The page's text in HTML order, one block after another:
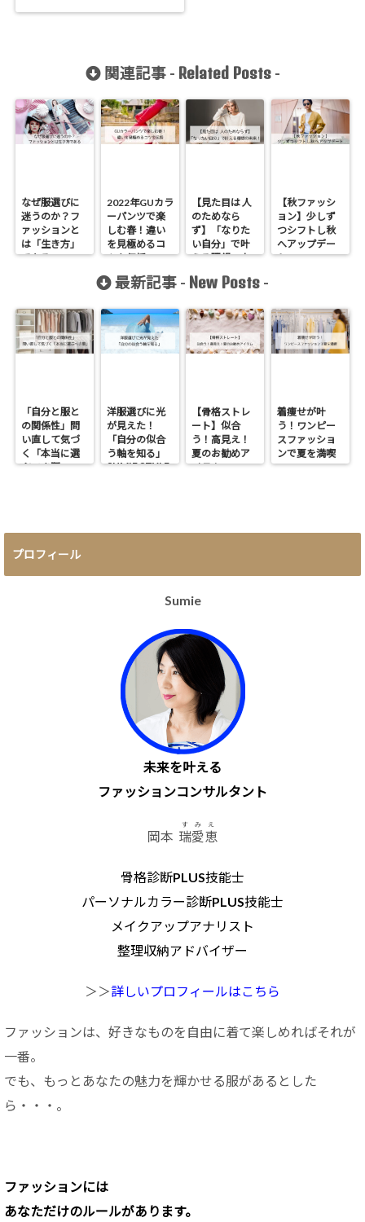
関連記事 - Related Posts-
なぜ服選びに
迷うのか？フ
ァッションと
は「生き方」
である
2022年GUカラ
ーパンツで楽
しむ春！違い
を見極めるコ
ツを伝授
【見た目は 人
のためなら
ず】「なりた
い自分」で叶
える理想の未
【秋ファッシ
ョン】少しず
つシフトし秋
へアップデー
ト
最新記事 - New Posts -
「自分と服と
の関係性」問
い直して気づ
く「本当に選
ぶべき服」
洋服選びに光
が見えた！
「自分の似合
う軸を知る」
SUMIE STYLE
【骨格ストレ
ート】似合
う！高見え！
夏のお勧めア
イテム
着痩せが叶
う！ワンピー
スファッショ
ンで夏を満喫
プロフィール
Sumie
未来を叶える
ファッションコンサルタント
岡本 瑞愛恵
すみえ
骨格診断PLUS技能士
パーソナルカラー診断PLUS技能士
メイクアップアナリスト
整理収納アドバイザー
＞＞詳しいプロフィールはこちら
ファッションは、好きなものを自由に着て楽しめればそれが
一番。
でも、もっとあなたの魅力を輝かせる服があるとした
ら・・・。
ファッションには
あなただけのルールがあります。